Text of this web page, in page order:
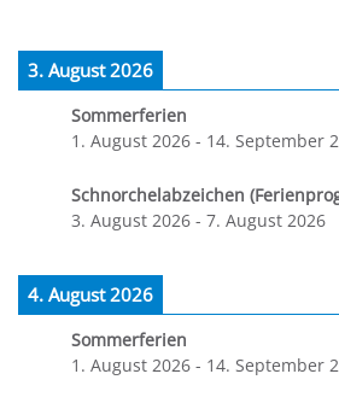
3. August 2026
Sommerferien
1. August 2026 - 14. September
Schnorchelabzeichen
3. August 2026 - 7. August 2026
4. August 2026
Sommerferien
1. August 2026 - 14. September